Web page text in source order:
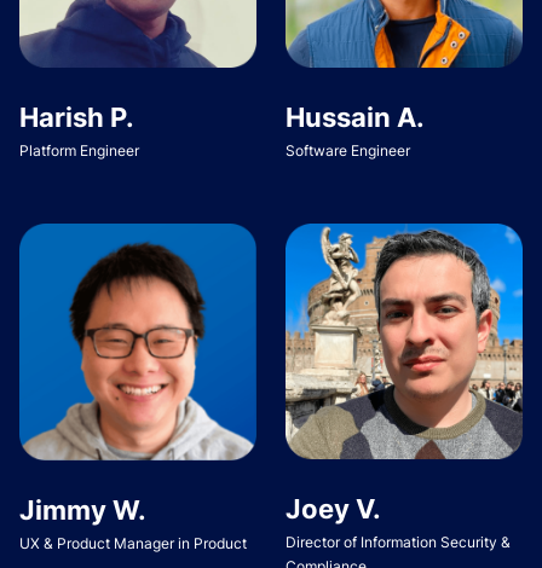
Harish P.
Platform Engineer
Hussain A.
Software Engineer
Jimmy W.
UX & Product Manager in Product
Joey V.
Director of Information Security &